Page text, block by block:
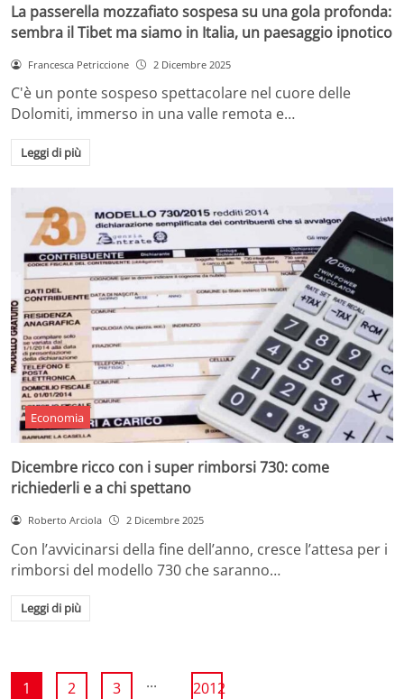
La passerella mozzafiato sospesa su una gola profonda:
sembra il Tibet ma siamo in Italia, un paesaggio ipnotico
Francesca Petriccione 2 Dicembre 2025
C'è un ponte sospeso spettacolare nel cuore delle
Dolomiti, immerso in una valle remota e…
Leggi di più
Economia
Dicembre ricco con i super rimborsi 730: come
richiederli e a chi spettano
Roberto Arciola 2 Dicembre 2025
Con l’avvicinarsi della fine dell’anno, cresce l’attesa per i
rimborsi del modello 730 che saranno…
Leggi di più
1 2 3 ... 2012